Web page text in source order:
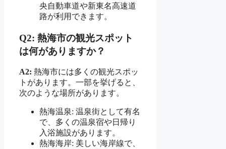
央自動車道や新東名高速道
路が利用できます。
Q2: 熱海市の観光スポット
は何がありますか？
A2: 熱海市には多くの観光スポッ
トがあります。一部を挙げると、
次のような場所があります。
熱海温泉: 温泉街として有名
で、多くの温泉宿や日帰り
入浴施設があります。
熱海海岸: 美しい海岸線で、